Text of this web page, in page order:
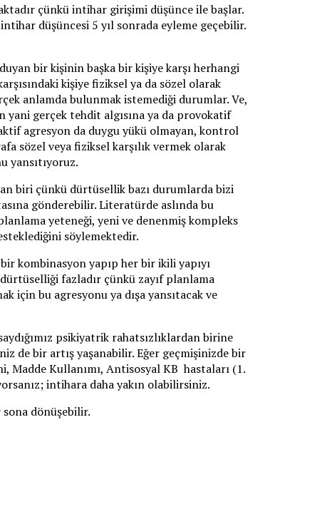
çünkü intihar girişimi düşünce ile başlar.
düşüncesi 5 yıl sonrada eyleme geçebilir.
bir kişinin başka bir kişiye karşı herhangi
kişiye fiziksel ya da sözel olarak
anlamda bulunmak istemediği durumlar. Ve,
gerçek tehdit algısına ya da provokatif
agresyon da duygu yükü olmayan, kontrol
sözel veya fiziksel karşılık vermek olarak
yansıtıyoruz.
biri çünkü dürtüsellik bazı durumlarda bizi
gönderebilir. Literatürde aslında bu
yeteneği, yeni ve denenmiş kompleks
söylemektedir.
kombinasyon yapıp her bir ikili yapıyı
fazladır çünkü zayıf planlama
için bu agresyonu ya dışa yansıtacak ve
psikiyatrik rahatsızlıklardan birine
de bir artış yaşanabilir. Eğer geçmişinizde bir
Kullanımı, Antisosyal KB hastaları (1.
intihara daha yakın olabilirsiniz.
dönüşebilir.